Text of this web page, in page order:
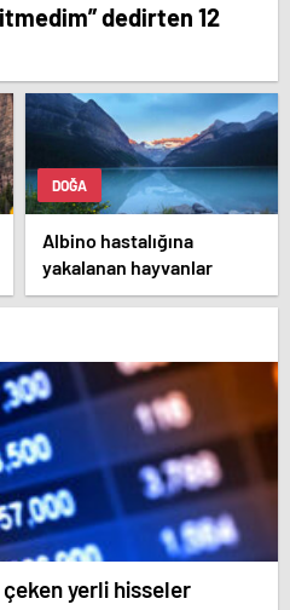
dedirten 12
DOĞA
Albino hastalığına
yakalanan hayvanlar
yerli hisseler